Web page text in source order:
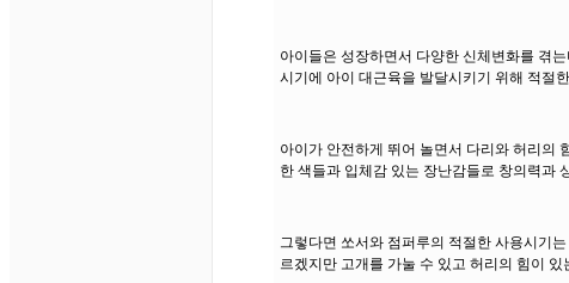
아이들은 성장하면서 다양한 신체변화를 겪
시기에 아이 대근육을 발달시키기 위해 적절
아이가 안전하게 뛰어 놀면서 다리와 허리의
한 색들과 입체감 있는 장난감들로 창의력과
그렇다면 쏘서와 점퍼루의 적절한 사용시기
르겠지만 고개를 가눌 수 있고 허리의 힘이